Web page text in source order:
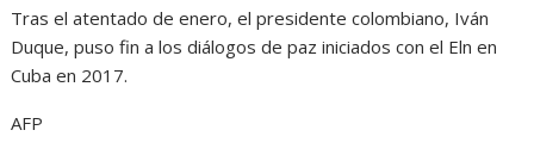
Tras el atentado de enero, el presidente colombiano, Iván
Duque, puso fin a los diálogos de paz iniciados con el Eln en
Cuba en 2017.
AFP